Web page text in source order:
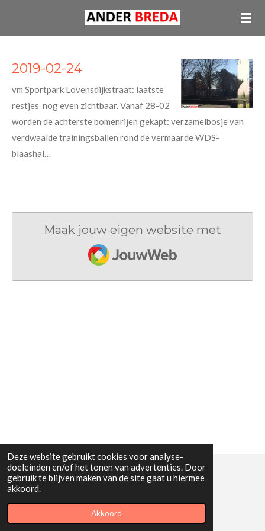
Deze website gebruikt cookies voor analyse-
doeleinden en/of het tonen van advertenties. Door
gebruik te blijven maken van de site gaat u hiermee
akkoord.
Akkoord
de2019-02-24
vm Sportpark Lovensdijkstraat: laatste
restjes nog even zichtbaar. Vanaf 28-02
worden de achterste bomenrijen gekapt: verzamelbosje van
verdwaalde trainingsballen rond de vermaarde WDS-
blaashal…
Maak jouw eigen website met
JouwWeb
© 2019 - 2026 ANDERBREDA